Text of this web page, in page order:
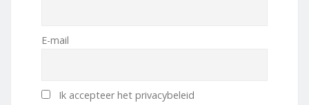
E-mail
Ik accepteer het privacybeleid